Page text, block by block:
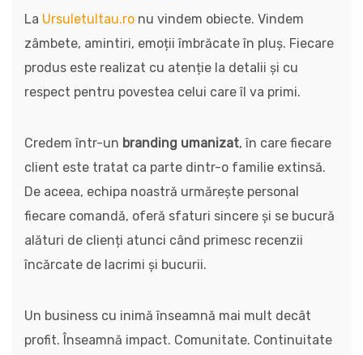
La Ursuletultau.ro nu vindem obiecte. Vindem
zâmbete, amintiri, emoții îmbrăcate în pluș. Fiecare
produs este realizat cu atenție la detalii și cu
respect pentru povestea celui care îl va primi.
Credem într-un branding umanizat, în care fiecare
client este tratat ca parte dintr-o familie extinsă.
De aceea, echipa noastră urmărește personal
fiecare comandă, oferă sfaturi sincere și se bucură
alături de clienți atunci când primesc recenzii
încărcate de lacrimi și bucurii.
Un business cu inimă înseamnă mai mult decât
profit. Înseamnă impact. Comunitate. Continuitate